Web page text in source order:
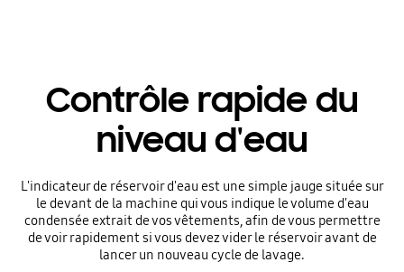
Contrôle rapide du
niveau d'eau
L'indicateur de réservoir d'eau est une simple jauge située sur
le devant de la machine qui vous indique le volume d'eau
condensée extrait de vos vêtements, afin de vous permettre
de voir rapidement si vous devez vider le réservoir avant de
lancer un nouveau cycle de lavage.